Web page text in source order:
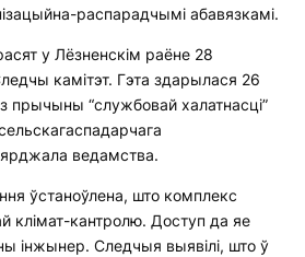
распарадчымі абавязкамі.
у Лёзненскім раёне 28
камітэт. Гэта здарылася 26
прычыны “службовай халатнасці”
ведамства.
ўстаноўлена, што комплекс
клімат-кантролю. Доступ да яе
інжынер. Следчыя выявілі, што ў